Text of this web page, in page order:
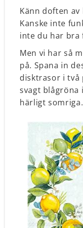
Känn doften
Kanske inte
inte du har bra
Men vi har så
på. Spana in
disktrasor i två
svagt blågröna
härligt somriga.